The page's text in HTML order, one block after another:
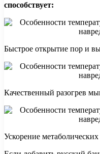
способствует:
Быстрое открытие пор и
Качественный разогрев
Ускорение